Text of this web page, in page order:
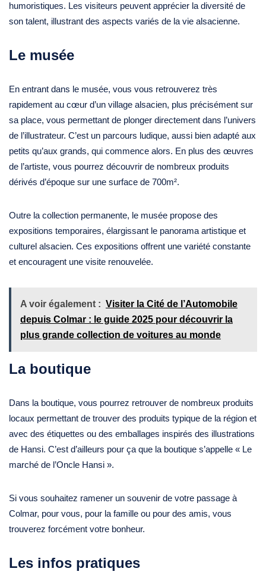
humoristiques. Les visiteurs peuvent apprécier la diversité de
son talent, illustrant des aspects variés de la vie alsacienne.
Le musée
En entrant dans le musée, vous vous retrouverez très
rapidement au cœur d’un village alsacien, plus précisément sur
sa place, vous permettant de plonger directement dans l’univers
de l’illustrateur. C’est un parcours ludique, aussi bien adapté aux
petits qu’aux grands, qui commence alors. En plus des œuvres
de l’artiste, vous pourrez découvrir de nombreux produits
dérivés d’époque sur une surface de 700m².
Outre la collection permanente, le musée propose des
expositions temporaires, élargissant le panorama artistique et
culturel alsacien. Ces expositions offrent une variété constante
et encouragent une visite renouvelée.
A voir également : Visiter la Cité de l’Automobile
depuis Colmar : le guide 2025 pour découvrir la
plus grande collection de voitures au monde
La boutique
Dans la boutique, vous pourrez retrouver de nombreux produits
locaux permettant de trouver des produits typique de la région et
avec des étiquettes ou des emballages inspirés des illustrations
de Hansi. C’est d’ailleurs pour ça que la boutique s’appelle « Le
marché de l’Oncle Hansi ».
Si vous souhaitez ramener un souvenir de votre passage à
Colmar, pour vous, pour la famille ou pour des amis, vous
trouverez forcément votre bonheur.
Les infos pratiques